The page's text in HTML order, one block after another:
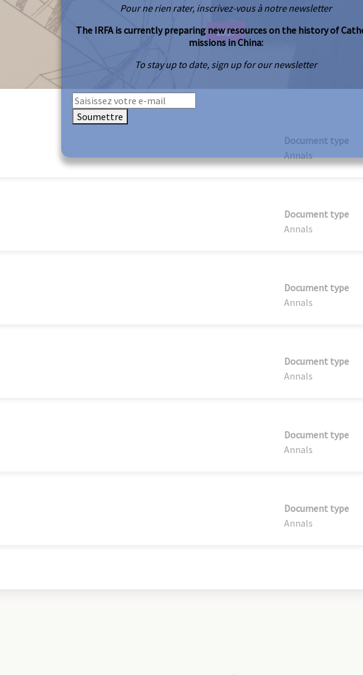
1917
Document type
Annals
Document type
Annals
Document type
Annals
Document type
Annals
Document type
Annals
Document type
Annals
Pour ne rien rater, inscrivez-vous à notre newsletter
The IRFA is currently preparing new resources on the history of
missions in China:
To stay up to date, sign up for our newsletter
Soumettre